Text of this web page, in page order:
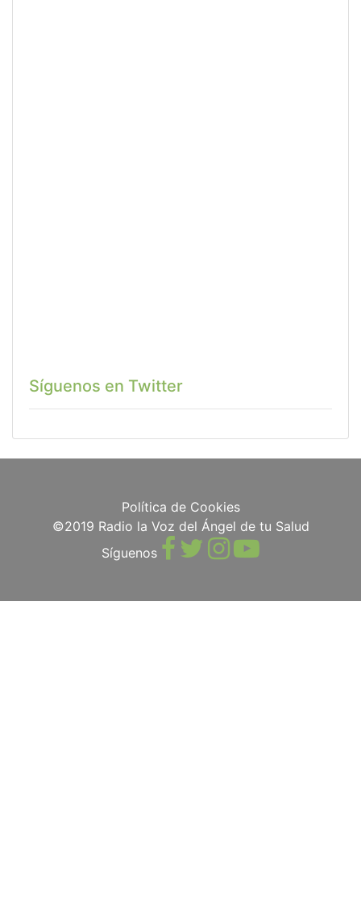
Síguenos en Twitter
Política de Cookies
©2019 Radio la Voz del Ángel de tu Salud
Síguenos